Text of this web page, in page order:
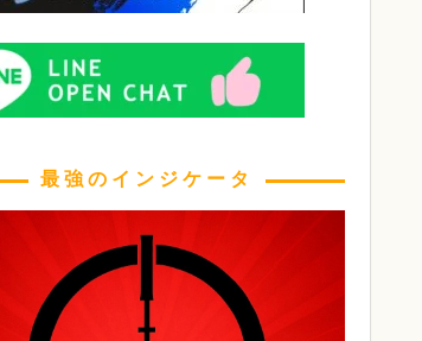
最強のインジケータ